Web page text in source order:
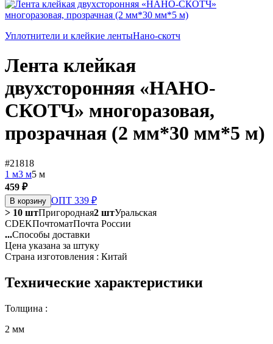
Уплотнители и клейкие лентыНано-скотч
Лента клейкая
двухсторонняя «НАНО-
СКОТЧ» многоразовая,
прозрачная (2 мм*30 мм*5 м)
#21818
1 м3 м5 м
459 ₽
В корзину ОПТ 339 ₽
> 10 штПригородная2 штУральская
CDEKПочтоматПочта России
...Способы доставки
Цена указана за штуку
Страна изготовления : Китай
Технические характеристики
Толщина :
2 мм